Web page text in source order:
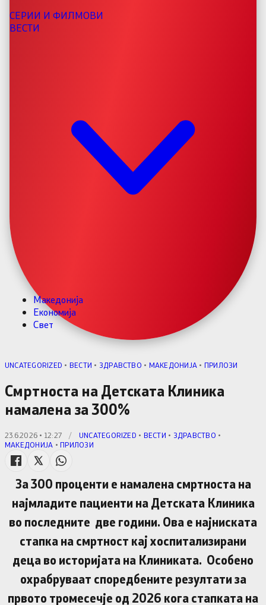
СЕРИИ И ФИЛМОВИ
ВЕСТИ
Македонија
Економија
Свет
UNCATEGORIZED • ВЕСТИ • ЗДРАВСТВО • МАКЕДОНИЈА • ПРИЛОЗИ
Смртноста на Детската Клиника
намалена за 300%
23.6.2026 • 12:27 / UNCATEGORIZED • ВЕСТИ • ЗДРАВСТВО •
МАКЕДОНИЈА •ПРИЛОЗИ
За 300 проценти е намалена смртноста на
најмладите пациенти на Детската Клиника
во последните две години. Ова е најниската
стапка на смртност каj хоспитализирани
деца во историјата на Клиниката. Особено
охрабруваат споредбените резултати за
првото тромесечје од 2026 кога стапката на